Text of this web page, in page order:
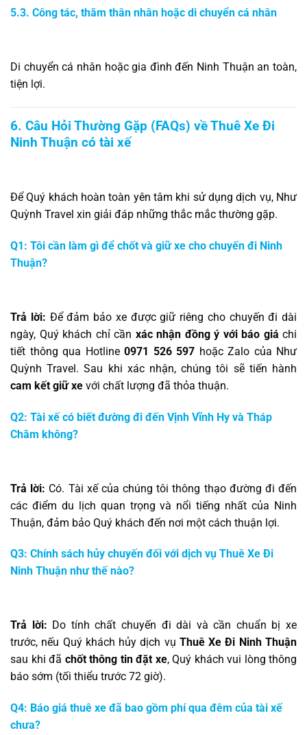
5.3. Công tác, thăm thân nhân hoặc di chuyển cá nhân
Di chuyển cá nhân hoặc gia đình đến Ninh Thuận an toàn,
tiện lợi.
6. Câu Hỏi Thường Gặp (FAQs) về Thuê Xe Đi
Ninh Thuận có tài xế
Để Quý khách hoàn toàn yên tâm khi sử dụng dịch vụ, Như
Quỳnh Travel xin giải đáp những thắc mắc thường gặp.
Q1: Tôi cần làm gì để chốt và giữ xe cho chuyến đi Ninh
Thuận?
Trả lời: Để đảm bảo xe được giữ riêng cho chuyến đi dài
ngày, Quý khách chỉ cần xác nhận đồng ý với báo giá chi
tiết thông qua Hotline 0971 526 597 hoặc Zalo của Như
Quỳnh Travel. Sau khi xác nhận, chúng tôi sẽ tiến hành
cam kết giữ xe với chất lượng đã thỏa thuận.
Q2: Tài xế có biết đường đi đến Vịnh Vĩnh Hy và Tháp
Chăm không?
Trả lời: Có. Tài xế của chúng tôi thông thạo đường đi đến
các điểm du lịch quan trọng và nổi tiếng nhất của Ninh
Thuận, đảm bảo Quý khách đến nơi một cách thuận lợi.
Q3: Chính sách hủy chuyến đối với dịch vụ Thuê Xe Đi
Ninh Thuận như thế nào?
Trả lời: Do tính chất chuyến đi dài và cần chuẩn bị xe
trước, nếu Quý khách hủy dịch vụ Thuê Xe Đi Ninh Thuận
sau khi đã chốt thông tin đặt xe, Quý khách vui lòng thông
báo sớm (tối thiểu trước 72 giờ).
Q4: Báo giá thuê xe đã bao gồm phí qua đêm của tài xế
chưa?